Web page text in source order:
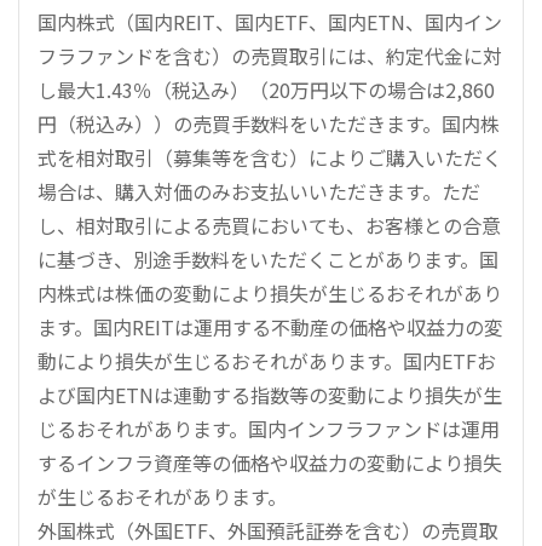
国内株式（国内REIT、国内ETF、国内ETN、国内イン
フラファンドを含む）の売買取引には、約定代金に対
し最大1.43％（税込み）（20万円以下の場合は2,860
円（税込み））の売買手数料をいただきます。国内株
式を相対取引（募集等を含む）によりご購入いただく
場合は、購入対価のみお支払いいただきます。ただ
し、相対取引による売買においても、お客様との合意
に基づき、別途手数料をいただくことがあります。国
内株式は株価の変動により損失が生じるおそれがあり
ます。国内REITは運用する不動産の価格や収益力の変
動により損失が生じるおそれがあります。国内ETFお
よび国内ETNは連動する指数等の変動により損失が生
じるおそれがあります。国内インフラファンドは運用
するインフラ資産等の価格や収益力の変動により損失
が生じるおそれがあります。
外国株式（外国ETF、外国預託証券を含む）の売買取